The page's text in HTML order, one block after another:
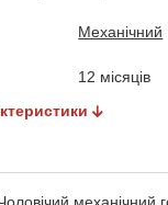
Механічний
12 місяців